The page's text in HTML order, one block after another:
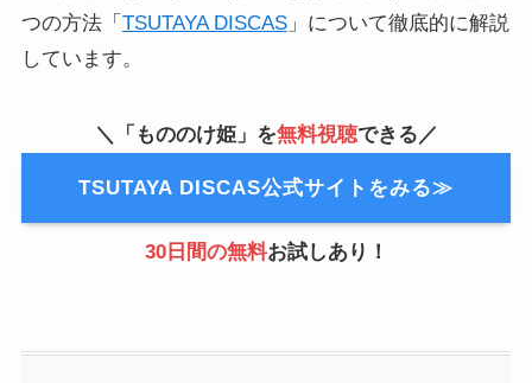
つの方法「 TSUTAYA DISCAS」について徹底的に解説
しています。
＼「もののけ姫」を無料視聴できる／
TSUTAYA DISCAS公式サイトをみる≫
30日間の無料お試しあり！